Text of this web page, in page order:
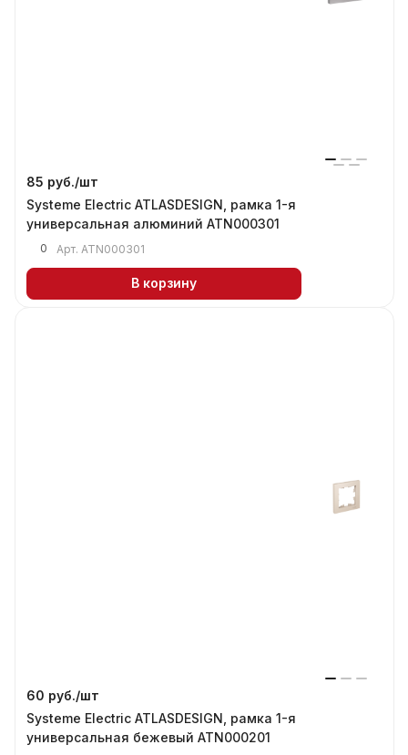
85 руб./шт
Systeme Electric ATLASDESIGN, рамка 1-я
универсальная алюминий ATN000301
0 Арт. ATN000301
В корзину
60 руб./шт
Systeme Electric ATLASDESIGN, рамка 1-я
универсальная бежевый ATN000201